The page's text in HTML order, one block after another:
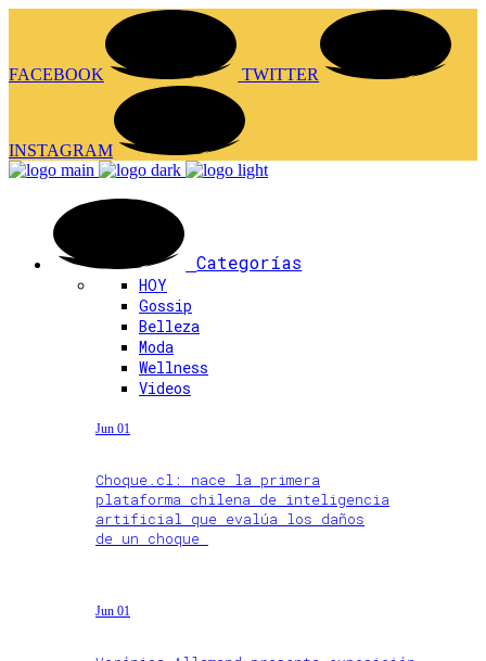
FACEBOOK TWITTER
INSTAGRAM
Categorías
HOY
Gossip
Belleza
Moda
Wellness
Videos
Jun 01
Choque.cl: nace la primera
plataforma chilena de inteligencia
artificial que evalúa los daños
de un choque
Jun 01